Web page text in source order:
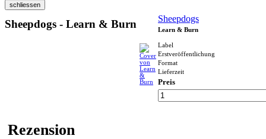
Sheepdogs - Learn & Burn Sheepdogs
Learn & Burn
Label
Erstveröffentlichung
Format
Lieferzeit
Preis
Rezension